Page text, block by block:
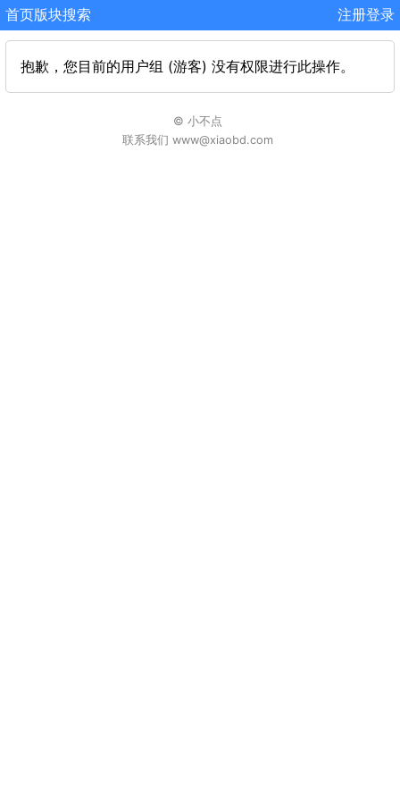
首页版块搜索 注册登录
抱歉，您目前的用户组 (游客) 没有权限进行此操作。
© 小不点
联系我们 www@xiaobd.com